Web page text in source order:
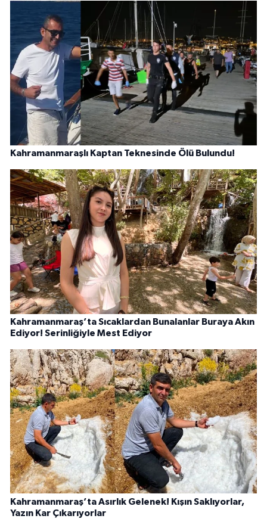
Kahramanmaraşlı Kaptan Teknesinde Ölü Bulundu!
Kahramanmaraş’ta Sıcaklardan Bunalanlar Buraya Akın
Ediyor! Serinliğiyle Mest Ediyor
Kahramanmaraş’ta Asırlık Gelenek! Kışın Saklıyorlar,
Yazın Kar Çıkarıyorlar